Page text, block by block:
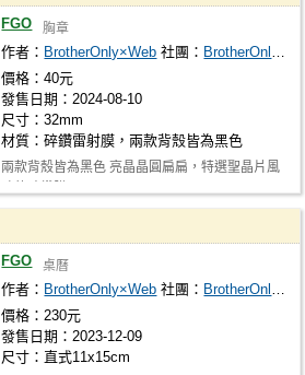
FGO 胸章
作者： BrotherOnly×Web 社團： BrotherOnly×Web
價格：40元
發售日期：2024-08-10
尺寸：32mm
材質：碎鑽雷射膜，兩款背殼皆為黑色
兩款背殼皆為黑色 亮晶晶圓扁扁，特選聖晶片風
FGO 桌曆
作者： BrotherOnly×Web 社團： BrotherOnly×Web
價格：230元
發售日期：2023-12-09
尺寸：直式11x15cm